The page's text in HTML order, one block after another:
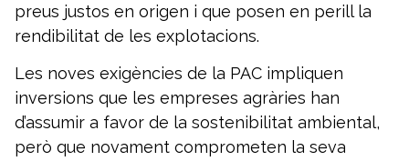
preus justos en origen i que posen en perill la
rendibilitat de les explotacions.
Les noves exigències de la PAC impliquen
inversions que les empreses agràries han
d’assumir a favor de la sostenibilitat ambiental,
però que novament comprometen la seva